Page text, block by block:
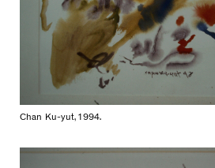
Chan Ku-yut, 1994.